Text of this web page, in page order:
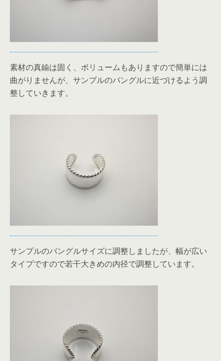
素材の真鍮は固く、ボリュームもありますので簡単には
曲がりませんが、サンプルのバングルに近づけるよう調
整していきます。
サンプルのバングルサイズに調整しましたが、幅が広い
タイプですので若干大きめの内径で調整しています。